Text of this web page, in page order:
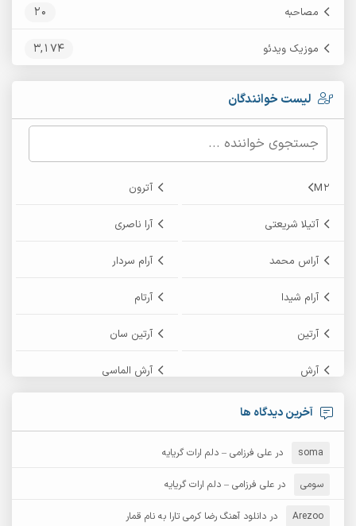
مصاحبه 20
موزیک ویدئو 3,174
لیست خوانندگان
M2 آترون
آتیلا شریعتی آرا ناصری
آراس محمد آرام سردار
آرام شیدا آرتام
آرتین آرتین سان
آرش آرش الماسی
آرش امامی
آرش عثمان
آرش مبهم آرش مستشیری
آخرین دیدگاه ها
soma در علی فرزامی – دلم ارات گریایه
سومی در علی فرزامی – دلم ارات گریایه
Arezoo در دانلود آهنگ رضا کرمی تارا به نام قمار